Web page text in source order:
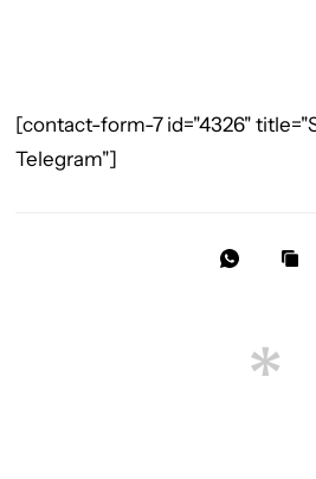
[contact-form-7 id="4326"
Telegram"]